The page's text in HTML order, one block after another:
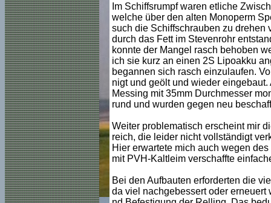
Im Schiffsrumpf waren etliche
welche über den alten Monoperm
such die Schiffschrauben zu drehen
durch das Fett im Stevenrohr
konnte der Mangel rasch behoben
ich sie kurz an einen 2S Lipoakku
begannen sich rasch einzulaufen.
nigt und geölt und wieder
Messing mit 35mm Durchmesser
rund und wurden gegen neu
Weiter problematisch erscheint mir
reich, die leider nicht vollständigt
Hier erwartete mich auch wegen
mit PVH-Kaltleim verschaffte
Bei den Aufbauten erforderten die
da viel nachgebessert oder erneuert